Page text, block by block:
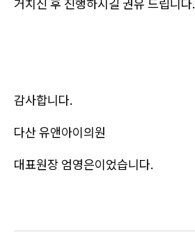
거치신 후 진행하시길 권유 드립니다.
감사합니다.
다산 유앤아이의원
대표원장 엄영은이었습니다.